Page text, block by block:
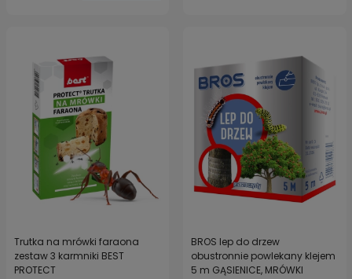
Trutka na mrówki faraona
zestaw 3 karmniki BEST
PROTECT
BROS lep do drzew
obustronnie powlekany klejem
5 m GĄSIENICE, MRÓWKI